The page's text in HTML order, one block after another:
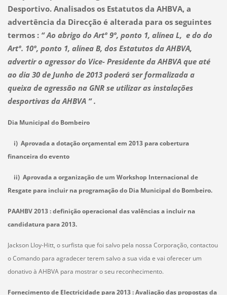
Desportivo. Analisados os Estatutos da AHBVA, a
advertência da Direcção é alterada para os seguintes
termos : “ Ao abrigo do Artº 9º, ponto 1, alínea L, e do do
Artº. 10º, ponto 1, alínea B, dos Estatutos da AHBVA,
advertir o agressor do Vice- Presidente da AHBVA que até
ao dia 30 de Junho de 2013 poderá ser formalizada a
queixa de agressão na GNR se utilizar as instalações
desportivas da AHBVA “ .
Dia Municipal do Bombeiro
i) Aprovada a dotação orçamental em 2013 para cobertura
financeira do evento
ii) Aprovada a organização de um Workshop Internacional de
Resgate para incluir na programação do Dia Municipal do Bombeiro.
PAAHBV 2013 : definição operacional das valências a incluir na
candidatura para 2013.
Jackson Lloy-Hitt, o surfista que foi salvo pela nossa Corporação, contactou
o Comando para agradecer terem salvo a sua vida e vai oferecer um
donativo à AHBVA para mostrar o seu reconhecimento.
Fornecimento de Electricidade para 2013 :Avaliação das propostas da